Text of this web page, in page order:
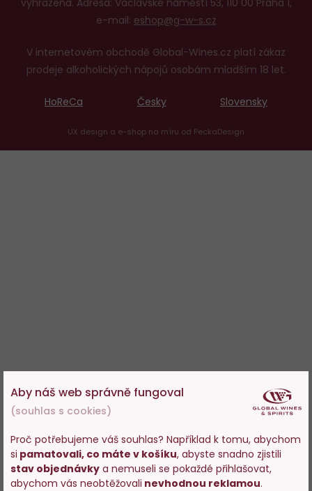
Aby náš web správně fungoval
(souhlas s cookies)
Proč potřebujeme váš souhlas? Například k tomu, abychom
si pamatovali, co máte v košíku, abyste snadno zjistili
stav objednávky a nemuseli se pokaždé přihlašovat,
abychom vás neobtěžovali nevhodnou reklamou.
vyhrazena. Adresa: Václavské náměstí 53, 110 00 Praha 1,
e-mail: eshop@g-w-s.cz
V internetovém obchodě Global-Wines.cz platí zákaz
prodeje alkoholických nápojů osobám mladším 18 let.
HoReCa Česky Slovensky
UX design a e-shop na míru od PeckaDesign
Vstupujete na stránky
s prodejem alkoholu. Prosím